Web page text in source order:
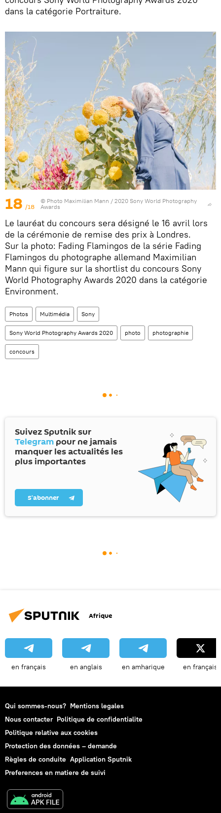
dans la catégorie Portraiture.
18 /18
© Photo Maximilian Mann / 2020 Sony World Photography
Awards
Le lauréat du concours sera désigné le 16 avril lors
de la cérémonie de remise des prix à Londres.
Sur la photo: Fading Flamingos de la série Fading
Flamingos du photographe allemand Maximilian
Mann qui figure sur la shortlist du concours Sony
World Photography Awards 2020 dans la catégorie
Environment.
Photos Multimédia Sony
Sony World Photography Awards 2020 photo photographie
concours
Suivez Sputnik sur
Telegram pour ne jamais
manquer les actualités les
plus importantes
S’abonner
Afrique
en français en anglais en amharique en français
Qui sommes-nous? Mentions legales
Nous contacter Politique de confidentialite
Politique relative aux cookies
Protection des données – demande
Règles de conduite Application Sputnik
Preferences en matiere de suivi